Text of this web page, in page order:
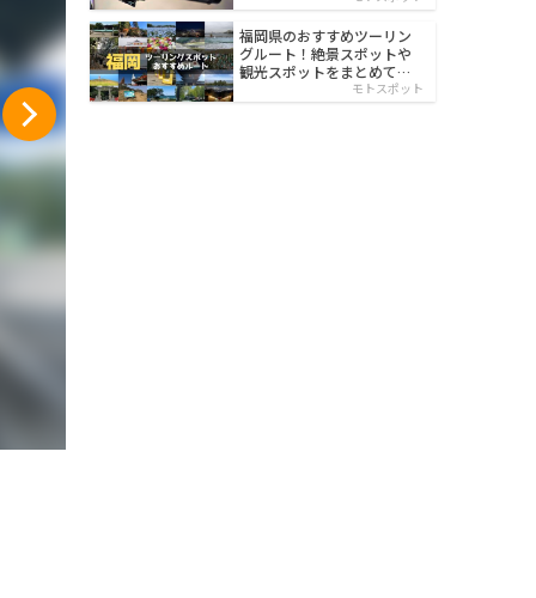
福岡県のおすすめツーリン
グルート！絶景スポットや
観光スポットをまとめて紹
モトスポット